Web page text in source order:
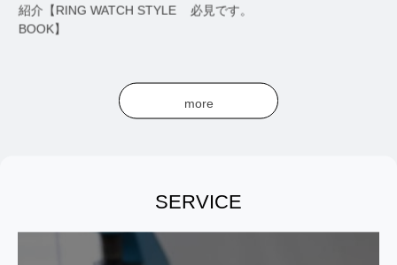
紹介【RING WATCH STYLE
BOOK】
必見です。
more
SERVICE